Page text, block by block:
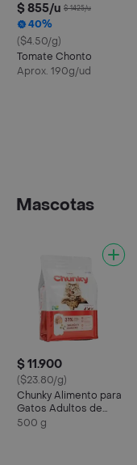
$ 855/u $ 1425/u
40%
($4.50/g)
Tomate Chonto
Aprox. 190g/ud
Mascotas
$ 11.900
($23.80/g)
Chunky Alimento para
Gatos Adultos de
Salmón y Cordero
500 g